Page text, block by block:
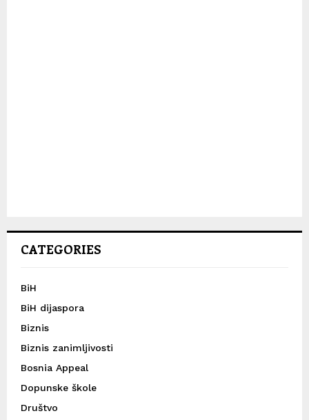
CATEGORIES
BiH
BiH dijaspora
Biznis
Biznis zanimljivosti
Bosnia Appeal
Dopunske škole
Društvo